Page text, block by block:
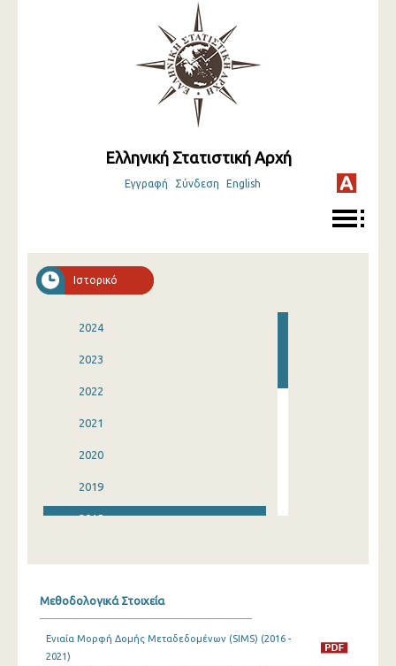
Ελληνική Στατιστική Αρχή
Εγγραφή Σύνδεση English
Ιστορικό
2024
2023
2022
2021
2020
2019
2018
2014
Μεθοδολογικά Στοιχεία
Ενιαία Μορφή Δομής Μεταδεδομένων (SIMS) (2016 -
2021)